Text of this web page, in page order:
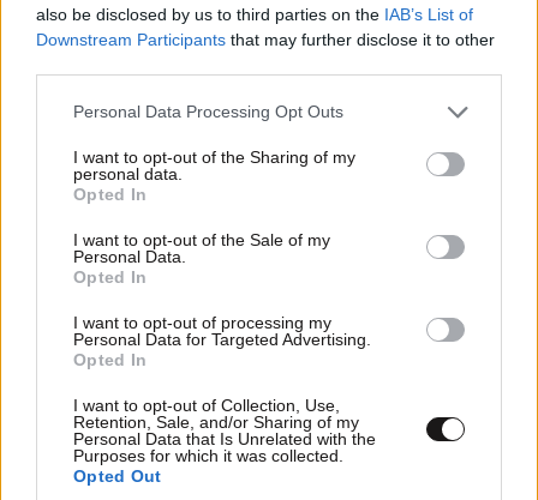
also be disclosed by us to third parties on the IAB’s List of
Downstream Participants that may further disclose it to other
Please note that this website/app uses one or more Google
not limited to your visit or usage behaviour. You may click to
grant or deny consent to Google and its third-party tags to
use your data for below specified purposes in below Google
consent section.
Personal Data Processing Opt Outs
I want to opt-out of the Sharing of my
personal data.
Opted In
I want to opt-out of the Sale of my
Personal Data.
Opted In
I want to opt-out of processing my
Personal Data for Targeted Advertising.
Opted In
I want to opt-out of Collection, Use,
Retention, Sale, and/or Sharing of my
Personal Data that Is Unrelated with the
Purposes for which it was collected.
Opted Out
ΠΡΟΣΘΗΚΗ
Το είδαμε από πάνω μην το δούμε και από κάτω.
Απαντήστε